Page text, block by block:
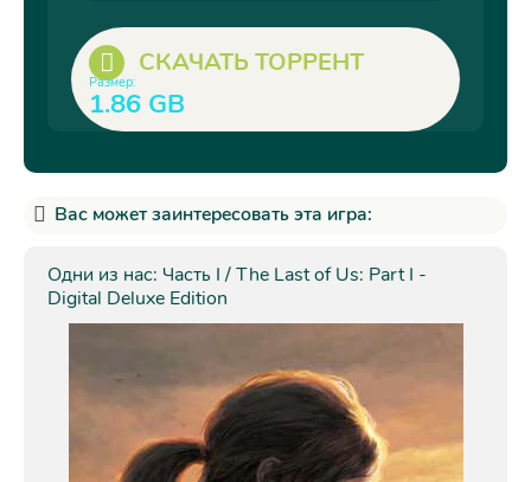
СКАЧАТЬ ТОРРЕНТ
Размер:
1.86 GB
Вас может заинтересовать эта игра:
Одни из нас: Часть I / The Last of Us: Part I -
Digital Deluxe Edition